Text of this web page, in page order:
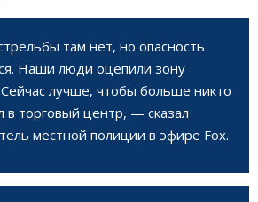
там нет, но опасность
Наши люди оцепили зону
лучше, чтобы больше никто
в торговый центр, — сказал
местной полиции в эфире Fox.